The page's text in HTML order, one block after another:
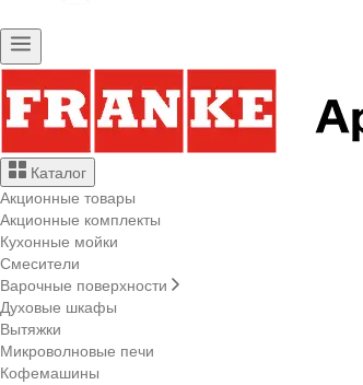
Каталог
Акционные товары
Акционные комплекты
Кухонные мойки
Смесители
Варочные поверхности
Духовые шкафы
Вытяжки
Микроволновые печи
Кофемашины